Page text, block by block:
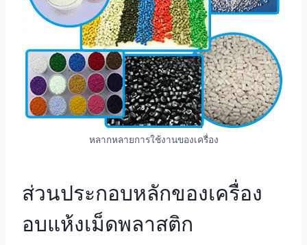
หลากหลายการใช้งานของเครื่อง
ส่วนประกอบหลักของเครื่อง
อบแห้งเม็ดพลาสติก